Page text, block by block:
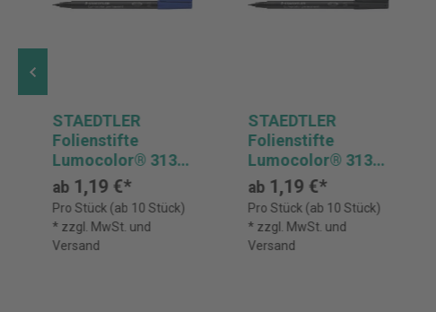
STAEDTLER
Folienstifte
Lumocolor® 313
S, permanent,
Einzelfarben
ab1,19 €*
Pro Stück (ab 10 Stück)
* zzgl. MwSt. und
Versand
STAEDTLER
Folienstifte
Lumocolor® 313
S, permanent,
Einzelfarben
ab 1,19 €*
Pro Stück (ab 10 Stück)
* zzgl. MwSt. und
Versand